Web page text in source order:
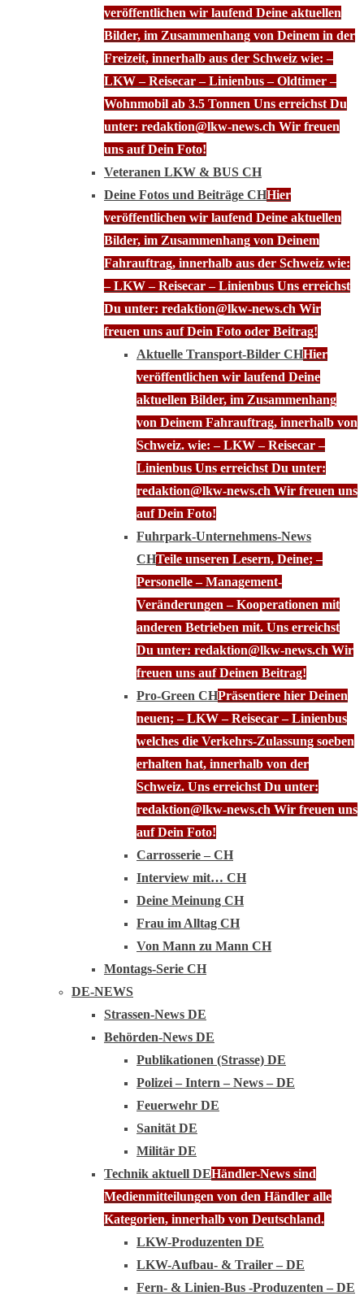
veröffentlichen wir laufend Deine aktuellen
Bilder, im Zusammenhang von Deinem in der
Freizeit, innerhalb aus der Schweiz wie: –
LKW – Reisecar – Linienbus – Oldtimer –
Wohnmobil ab 3.5 Tonnen Uns erreichst Du
unter: redaktion@lkw-news.ch Wir freuen
uns auf Dein Foto!
Veteranen LKW & BUS CH
Deine Fotos und Beiträge CHHier
veröffentlichen wir laufend Deine aktuellen
Bilder, im Zusammenhang von Deinem
Fahrauftrag, innerhalb aus der Schweiz wie:
– LKW – Reisecar – Linienbus Uns erreichst
Du unter: redaktion@lkw-news.ch Wir
freuen uns auf Dein Foto oder Beitrag!
Aktuelle Transport-Bilder CHHier
veröffentlichen wir laufend Deine
aktuellen Bilder, im Zusammenhang
von Deinem Fahrauftrag, innerhalb von
Schweiz. wie: – LKW – Reisecar –
Linienbus Uns erreichst Du unter:
redaktion@lkw-news.ch Wir freuen uns
auf Dein Foto!
Fuhrpark-Unternehmens-News
CHTeile unseren Lesern, Deine; –
Personelle – Management-
Veränderungen – Kooperationen mit
anderen Betrieben mit. Uns erreichst
Du unter: redaktion@lkw-news.ch Wir
freuen uns auf Deinen Beitrag!
Pro-Green CHPräsentiere hier Deinen
neuen; – LKW – Reisecar – Linienbus
welches die Verkehrs-Zulassung soeben
erhalten hat, innerhalb von der
Schweiz. Uns erreichst Du unter:
redaktion@lkw-news.ch Wir freuen uns
auf Dein Foto!
Carrosserie – CH
Interview mit… CH
Deine Meinung CH
Frau im Alltag CH
Von Mann zu Mann CH
Montags-Serie CH
DE-NEWS
Strassen-News DE
Behörden-News DE
Publikationen (Strasse) DE
Polizei – Intern – News – DE
Feuerwehr DE
Sanität DE
Militär DE
Technik aktuell DEHändler-News sind
Medienmitteilungen von den Händler alle
Kategorien, innerhalb von Deutschland.
LKW-Produzenten DE
LKW-Aufbau- & Trailer – DE
Fern- & Linien-Bus -Produzenten – DE